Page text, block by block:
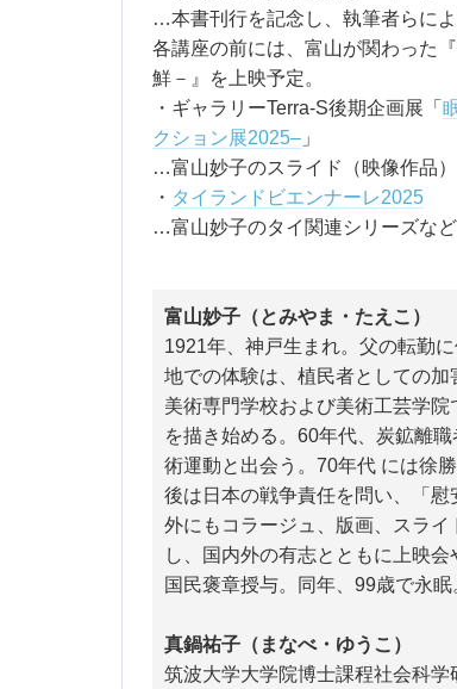
…本書刊行を記念し、執筆者らに
各講座の前には、富山が関わった
鮮－』を上映予定。
・ギャラリーTerra-S後期企画展「
クション展2025– 」
…富山妙子のスライド（映像作品
・ タイランドビエンナーレ2025
…富山妙子のタイ関連シリーズなど
富山妙子（とみやま・たえこ）
1921年、神戸生まれ。父の転勤
地での体験は、植民者としての
美術専門学校および美術工芸学
を描き始める。60年代、炭鉱離
術運動と出会う。70年代 には徐
後は日本の戦争責任を問い、「
外にもコラージュ、版画、スラ
し、国内外の有志とともに上映
国民褒章授与。同年、99歳で永眠
真鍋祐子（まなべ・ゆうこ）
筑波大学大学院博士課程社会科学